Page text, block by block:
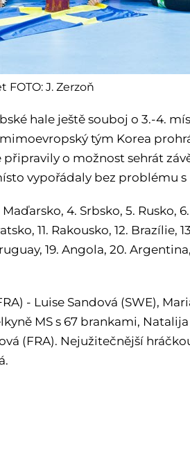
J. Zerzoň
hale ještě souboj o 3.-4.
tým Korea
připravily o možnost sehrát
vypořádaly bez problému s
4. Srbsko, 5. Rusko,
11. Rakousko, 12. Brazílie,
19. Angola, 20.
- Luise Sandová (SWE),
MS s 67 brankami, Natalija
(FRA). Nejužitečnější